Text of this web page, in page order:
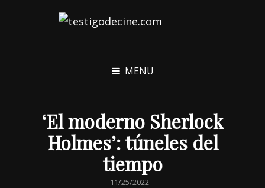
MENU
‘El moderno Sherlock
Holmes’: túneles del
tiempo
POSTED
11/25/2022